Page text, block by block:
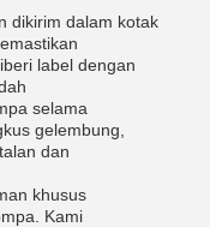
dikirim dalam kotak
label dengan
selama
gelembung,
dan
khusus
Kami